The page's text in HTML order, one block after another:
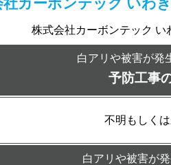
株式会社カーボンテック い
白アリや被害が発
予防工事
不明もしく
白アリや被害が